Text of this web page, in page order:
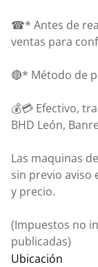
☎* Antes de
ventas para
🔴* Método de
💰💳 Efectivo,
BHD León,
Las maquinas
sin previo aviso
y precio.
(Impuestos no
publicadas)
Ubicación